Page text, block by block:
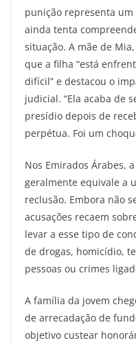
punição representa
ainda tenta
situação. A mãe de
que a filha “está
difícil” e destacou o
judicial. “Ela acaba de
presídio depois de
perpétua. Foi um
Nos Emirados Árabes,
geralmente equivale a
reclusão. Embora não
acusações recaem
levar a esse tipo de
de drogas, homicídio,
pessoas ou crimes
A família da jovem
de arrecadação de
objetivo custear